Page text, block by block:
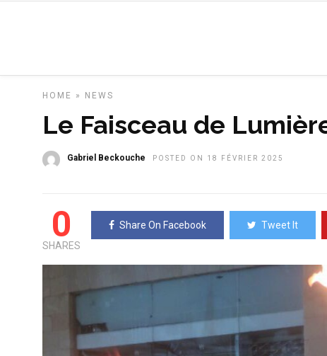
HOME » NEWS
Le Faisceau de
Gabriel Beckouche POSTED ON 18 FÉVRIER 2025
0
SHARES
Share On Facebook Tweet It